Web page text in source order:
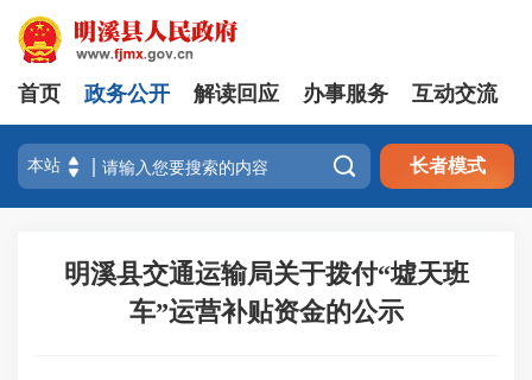
首页 政务公开 解读回应 办事服务 互动交流
 长者模式
明溪县交通运输局关于拨付“墟天班
车”运营补贴资金的公示